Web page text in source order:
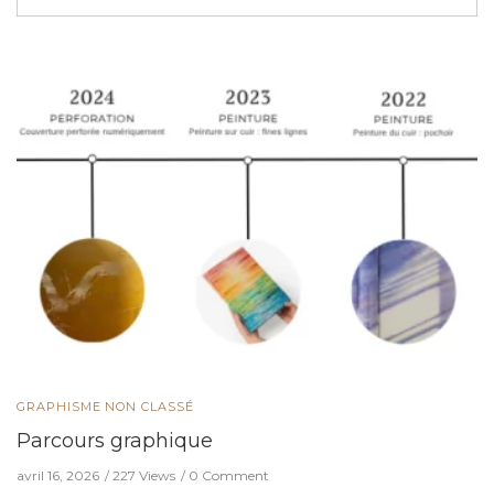
GRAPHISME NON CLASSÉ
Parcours graphique
avril 16, 2026 227 Views 0 Comment